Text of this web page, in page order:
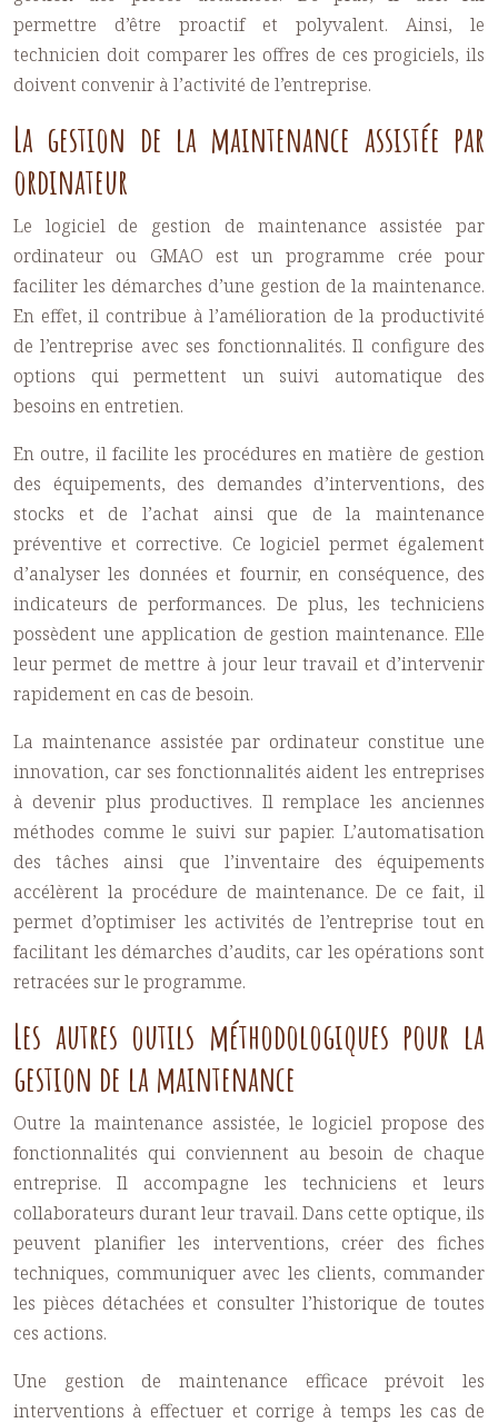
permettre d’être proactif et polyvalent. Ainsi, le
technicien doit comparer les offres de ces progiciels, ils
doivent convenir à l’activité de l’entreprise.
La gestion de la maintenance assistée par
ordinateur
Le logiciel de gestion de maintenance assistée par
ordinateur ou GMAO est un programme crée pour
faciliter les démarches d’une gestion de la maintenance.
En effet, il contribue à l’amélioration de la productivité
de l’entreprise avec ses fonctionnalités. Il configure des
options qui permettent un suivi automatique des
besoins en entretien.
En outre, il facilite les procédures en matière de gestion
des équipements, des demandes d’interventions, des
stocks et de l’achat ainsi que de la maintenance
préventive et corrective. Ce logiciel permet également
d’analyser les données et fournir, en conséquence, des
indicateurs de performances. De plus, les techniciens
possèdent une application de gestion maintenance. Elle
leur permet de mettre à jour leur travail et d’intervenir
rapidement en cas de besoin.
La maintenance assistée par ordinateur constitue une
innovation, car ses fonctionnalités aident les entreprises
à devenir plus productives. Il remplace les anciennes
méthodes comme le suivi sur papier. L’automatisation
des tâches ainsi que l’inventaire des équipements
accélèrent la procédure de maintenance. De ce fait, il
permet d’optimiser les activités de l’entreprise tout en
facilitant les démarches d’audits, car les opérations sont
retracées sur le programme.
Les autres outils méthodologiques pour la
gestion de la maintenance
Outre la maintenance assistée, le logiciel propose des
fonctionnalités qui conviennent au besoin de chaque
entreprise. Il accompagne les techniciens et leurs
collaborateurs durant leur travail. Dans cette optique, ils
peuvent planifier les interventions, créer des fiches
techniques, communiquer avec les clients, commander
les pièces détachées et consulter l’historique de toutes
ces actions.
Une gestion de maintenance efficace prévoit les
interventions à effectuer et corrige à temps les cas de